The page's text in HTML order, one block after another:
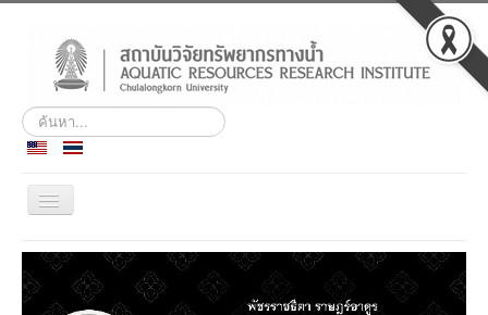
ค้นหา...
สลับ
เก
ประวัติ
พันธกิจ